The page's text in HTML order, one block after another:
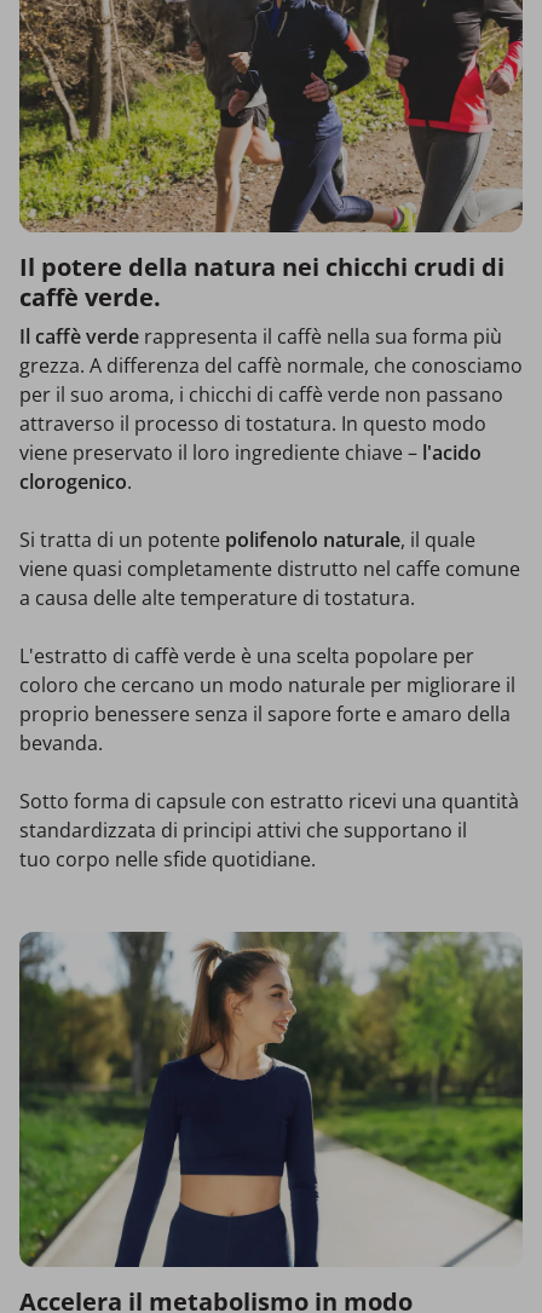
Il potere della natura nei chicchi crudi di
caffè verde.
Il caffè verde rappresenta il caffè nella sua forma più
grezza. A differenza del caffè normale, che conosciamo
per il suo aroma, i chicchi di caffè verde non passano
attraverso il processo di tostatura. In questo modo
viene preservato il loro ingrediente chiave – l'acido
clorogenico.
Si tratta di un potente polifenolo naturale, il quale
viene quasi completamente distrutto nel caffe comune
a causa delle alte temperature di tostatura.
L'estratto di caffè verde è una scelta popolare per
coloro che cercano un modo naturale per migliorare il
proprio benessere senza il sapore forte e amaro della
bevanda.
Sotto forma di capsule con estratto ricevi una quantità
standardizzata di principi attivi che supportano il
tuo corpo nelle sfide quotidiane.
Accelera il metabolismo in modo